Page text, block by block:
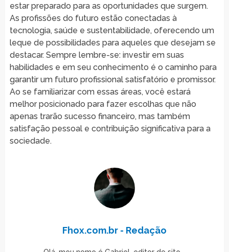
estar preparado para as oportunidades que surgem.
As profissões do futuro estão conectadas à
tecnologia, saúde e sustentabilidade, oferecendo um
leque de possibilidades para aqueles que desejam se
destacar. Sempre lembre-se: investir em suas
habilidades e em seu conhecimento é o caminho para
garantir um futuro profissional satisfatório e promissor.
Ao se familiarizar com essas áreas, você estará
melhor posicionado para fazer escolhas que não
apenas trarão sucesso financeiro, mas também
satisfação pessoal e contribuição significativa para a
sociedade.
Fhox.com.br - Redação